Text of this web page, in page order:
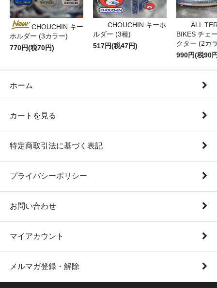
CHOUCHIN キー
ホルダー (3カラー)
770円(税70円)
CHOUCHIN キーホ
ルダー (3種)
517円(税47円)
ALL
BIKES チェ
クター (2カ
990円(税90
ホーム
カートを見る
特定商取引法に基づく表記
プライバシーポリシー
お問い合わせ
マイアカウント
メルマガ登録・解除